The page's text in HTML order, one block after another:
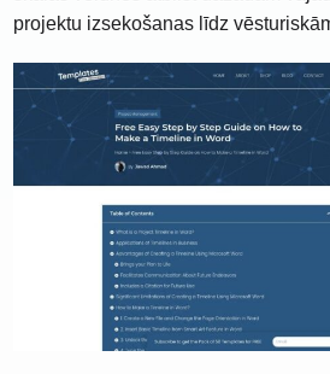
projektu izsekošanas līdz